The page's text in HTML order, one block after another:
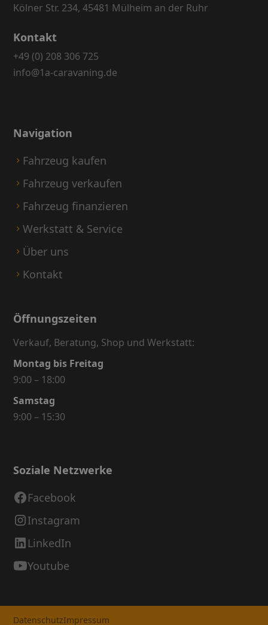
Kölner Str. 234, 45481 Mülheim an der Ruhr
Kontakt
+49 (0) 208 306 725
info@1a-caravaning.de
Navigation
Fahrzeug kaufen
Fahrzeug verkaufen
Fahrzeug finanzieren
Werkstatt & Service
Über uns
Kontakt
Öffnungszeiten
Verkauf, Beratung, Shop und Werkstatt:
Montag bis Freitag
9:00 – 18:00
Samstag
9:00 – 15:30
Soziale Netzwerke
Facebook
Instagram
LinkedIn
Youtube
DatenschutzImpressum